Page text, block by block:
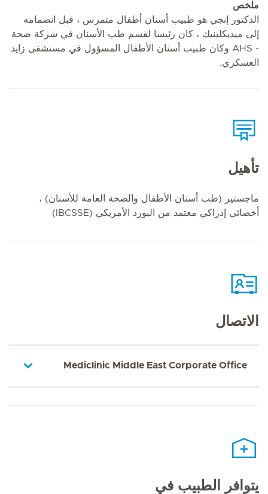
ملخص
الدكتور إنجي هو طبيب أسنان أطفال متمرس ، قبل انضمامه
إلى ميديكلينيك ، كان رئيسا لقسم طب الأسنان في شركة صحة
- AHS وكان طبيب أسنان الأطفال المسؤول في مستشفى زايد
العسكري.
تأهيل
ماجستير (طب أسنان الأطفال والصحة العامة للأسنان) ،
أخصائي إدراكي معتمد من البورد الأمريكي (IBCSSE)
الاتصال
Mediclinic Middle East Corporate Office
يتوافر الطبيب في